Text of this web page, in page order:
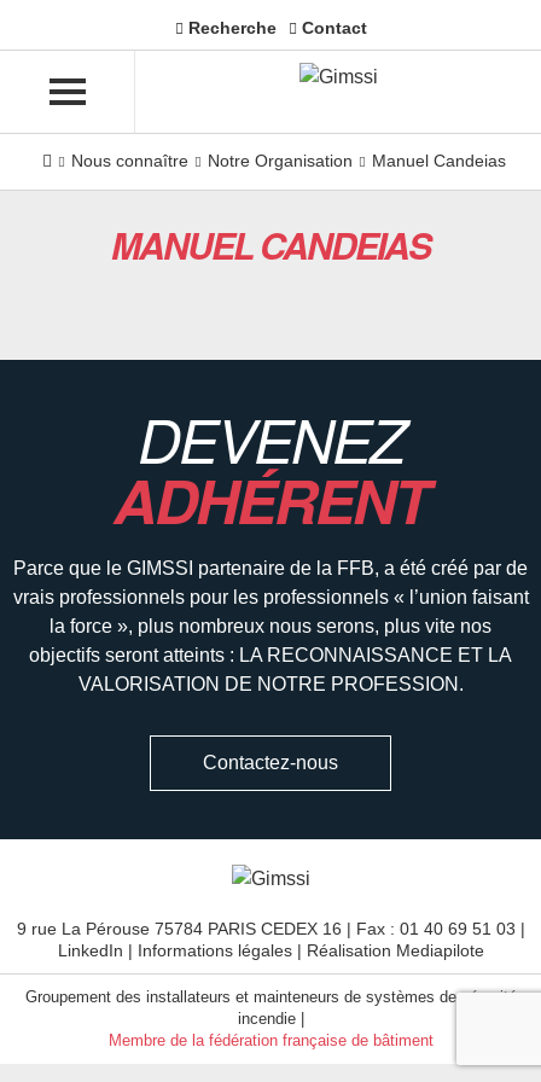
Recherche Contact
Nous connaître Notre Organisation Manuel Candeias
MANUEL CANDEIAS
DEVENEZ
ADHÉRENT
Parce que le GIMSSI partenaire de la FFB, a été créé par de
vrais professionnels pour les professionnels « l’union faisant
la force », plus nombreux nous serons, plus vite nos
objectifs seront atteints : LA RECONNAISSANCE ET LA
VALORISATION DE NOTRE PROFESSION.
Contactez-nous
9 rue La Pérouse 75784 PARIS CEDEX 16 | Fax : 01 40 69 51 03 |
LinkedIn | Informations légales| Réalisation Mediapilote
Groupement des installateurs et mainteneurs de systèmes de sécurité
incendie |
Membre de la fédération française de bâtiment